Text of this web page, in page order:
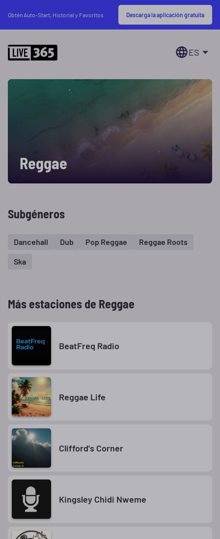
Obtén Auto-Start, Historial y Favoritos Descarga la aplicación gratuita
ES
Reggae
Subgéneros
Dancehall Dub Pop Reggae Reggae Roots
Ska
Más estaciones de Reggae
BeatFreq Radio
Reggae Life
Clifford's Corner
Kingsley Chidi Nweme